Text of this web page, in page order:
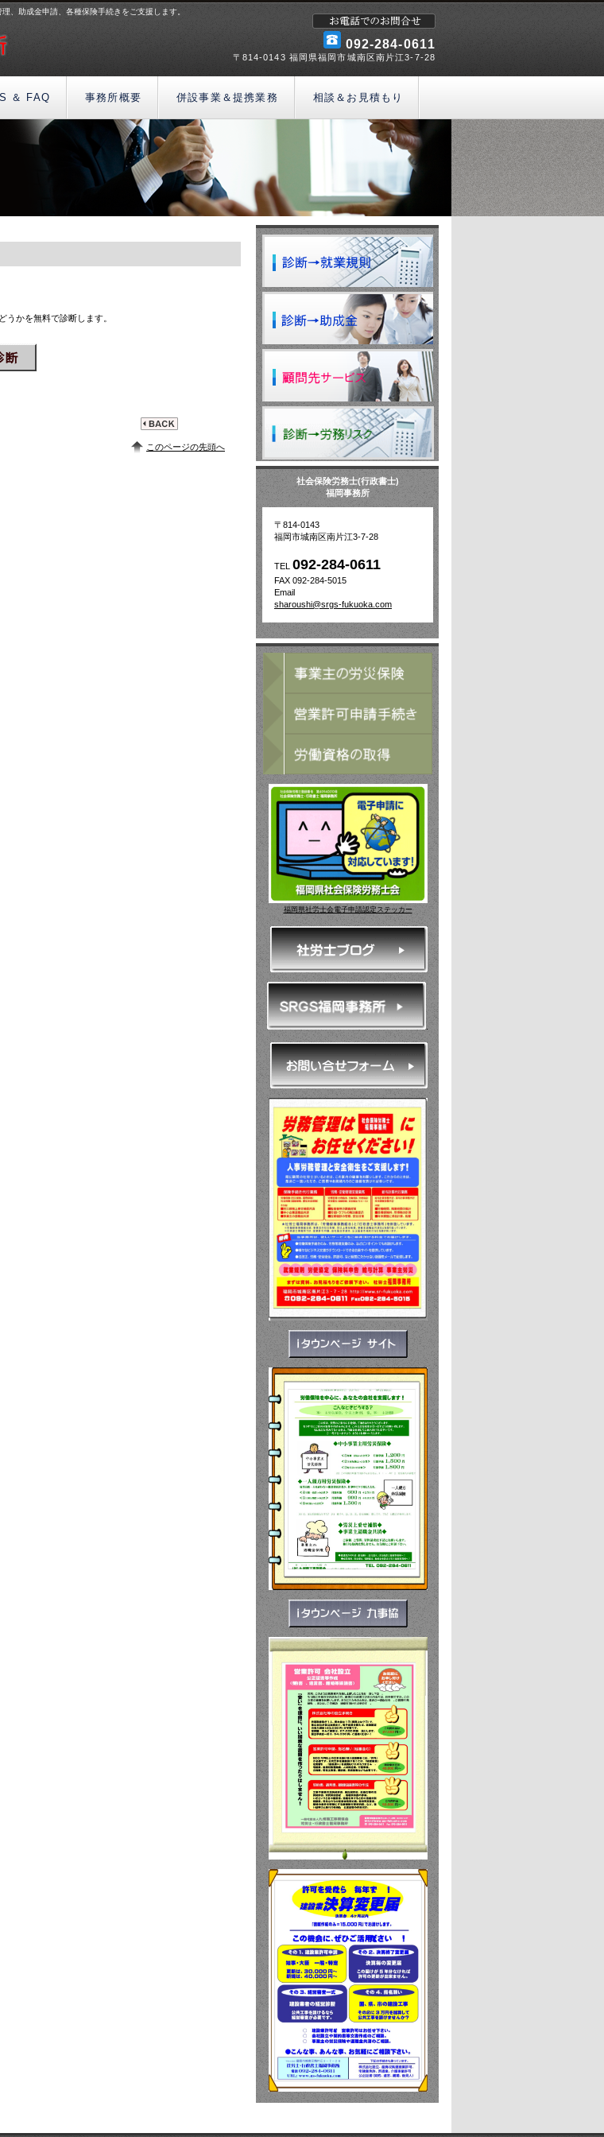
、助成金申請、各種保険手続きをご支援します。
092-284-0611
〒814-0143 福岡県福岡市城南区南片江3-7-28
うかを無料で診断します。
このページの先頭へ
＆ FAQ 事務所概要 併設事業＆提携業務 相談＆お見積もり
社会保険労務士(行政書士)
福岡事務所
〒814-0143
福岡市城南区南片江3-7-28
TEL 092-284-0611
FAX 092-284-5015
Email
sharoushi@srgs-fukuoka.com
福岡県社労士会電子申請認定ステッカー